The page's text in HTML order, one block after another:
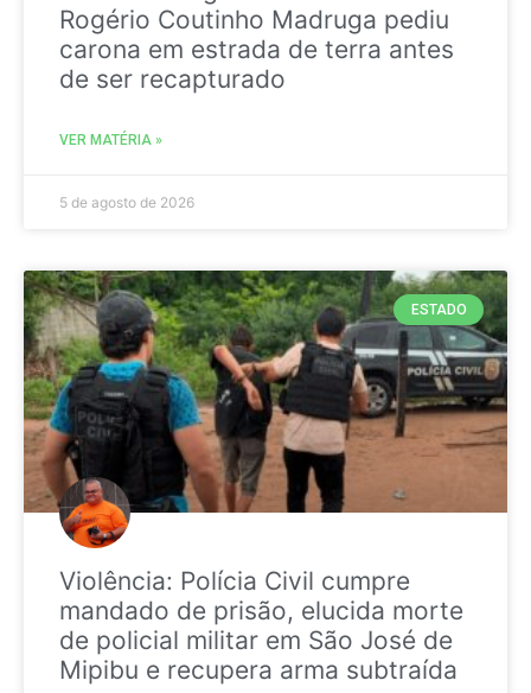
Rogério Coutinho Madruga pediu
carona em estrada de terra antes
de ser recapturado
VER MATÉRIA »
5 de agosto de 2026
ESTADO
Violência: Polícia Civil cumpre
mandado de prisão, elucida morte
de policial militar em São José de
Mipibu e recupera arma subtraída